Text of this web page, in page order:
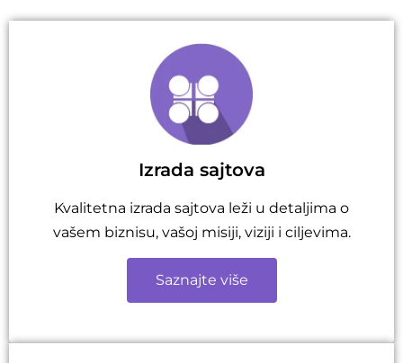
Izrada sajtova
Kvalitetna izrada sajtova leži u detaljima o
vašem biznisu, vašoj misiji, viziji i ciljevima.
Saznajte više